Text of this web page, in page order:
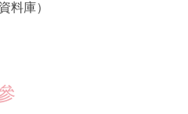
料庫）